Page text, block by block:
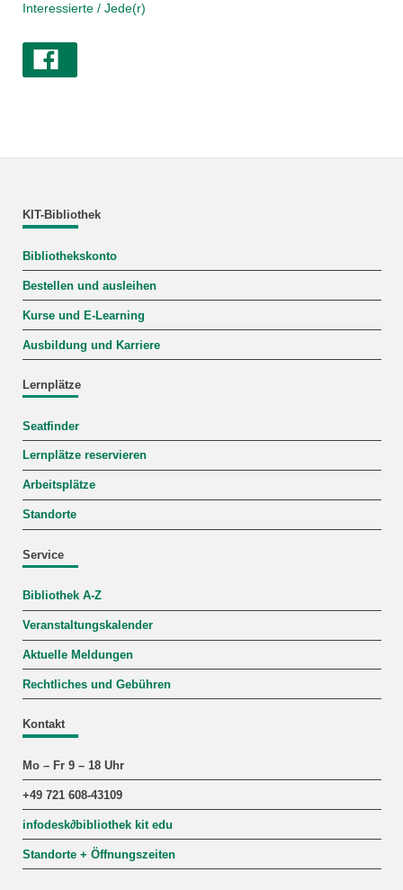
Interessierte / Jede(r)
KIT-Bibliothek
Bibliothekskonto
Bestellen und ausleihen
Kurse und E-Learning
Ausbildung und Karriere
Lernplätze
Seatfinder
Lernplätze reservieren
Arbeitsplätze
Standorte
Service
Bibliothek A-Z
Veranstaltungskalender
Aktuelle Meldungen
Rechtliches und Gebühren
Kontakt
Mo – Fr 9 – 18 Uhr
+49 721 608-43109
infodesk∂bibliothek kit edu
Standorte + Öffnungszeiten